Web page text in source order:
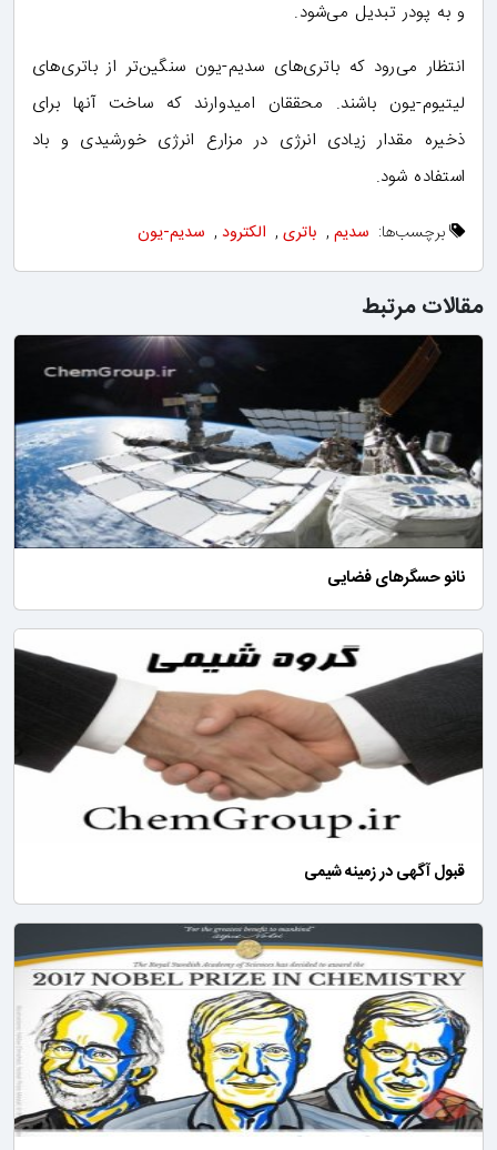
و به پودر تبدیل می‌شود.
انتظار می‌رود که باتری‌های سدیم-یون سنگین‌تر از باتری‌های
لیتیوم-یون باشند. محققان امیدوارند که ساخت آنها برای
ذخیره مقدار زیادی انرژی در مزارع انرژی خورشیدی و باد
استفاده شود.
برچسب‌ها: سدیم , باتری , الکترود , سدیم-یون
مقالات مرتبط
نانو حسگرهای فضایی
قبول آگهی در زمینه شیمی